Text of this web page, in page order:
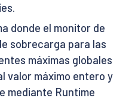
donde el monitor de
sobrecarga para las
máximas globales
valor máximo entero y
mediante Runtime